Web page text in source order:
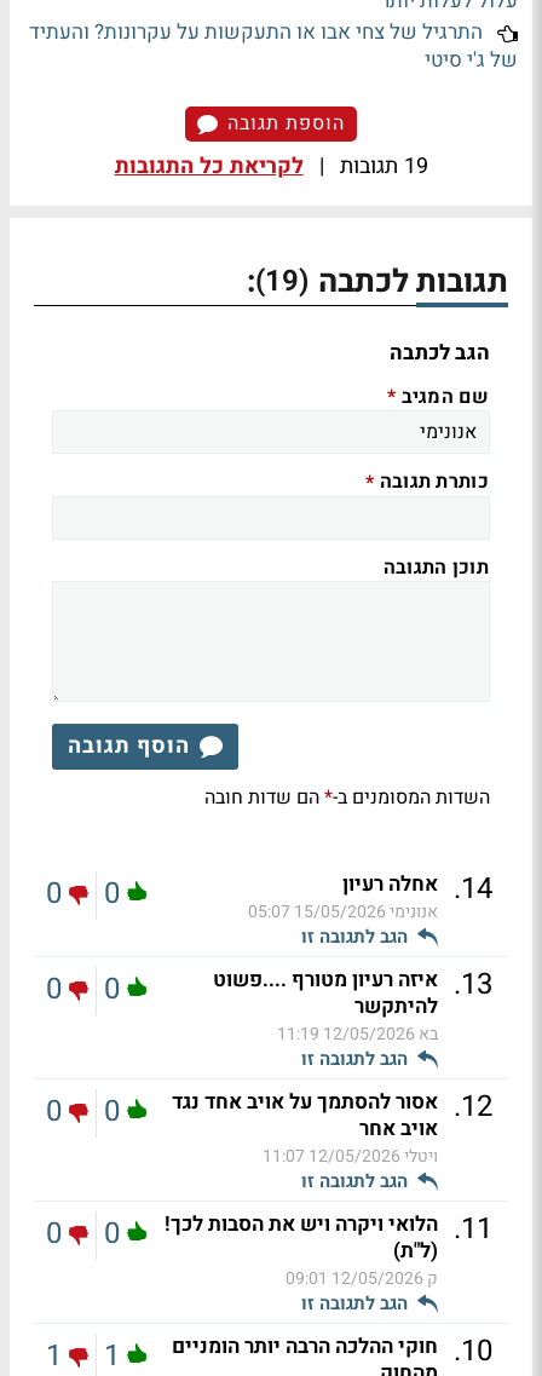
התרגיל של צחי אבו או התעקשות על עקרונות? והעתיד
של ג'י סיטי
הוספת תגובה
19 תגובות | לקריאת כל התגובות
תגובות לכתבה (19)
:
הגב לכתבה
שם המגיב *
כותרת תגובה *
תוכן התגובה
הוסף תגובה
השדות המסומנים ב-*הם שדות חובה
14
. אחלה רעיון
אנונימי15/05/2026 05:07
הגב לתגובה זו
0
0
13
. איזה רעיון מטורף ....פשוט
להיתקשר
בא 12/05/2026 11:19
הגב לתגובה זו
0
0
12
. אסור להסתמך על אויב אחד נגד
אויב אחר
ויטלי12/05/2026 11:07
הגב לתגובה זו
0
0
11
. הלואי ויקרה ויש את הסבות לכך!
(ל"ת)
ק 12/05/2026 09:01
הגב לתגובה זו
0
0
10
. חוקי ההלכה הרבה יותר הומניים
1
1